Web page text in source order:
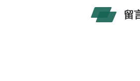
留